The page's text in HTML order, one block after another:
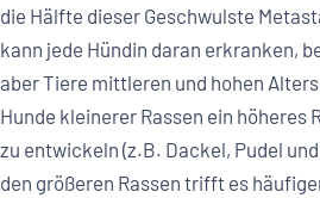
die Hälfte dieser Geschwulste
kann jede Hündin daran erkranken,
aber Tiere mittleren und hohen
Hunde kleinerer Rassen ein höheres
zu entwickeln (z.B. Dackel, Pudel
den größeren Rassen trifft es